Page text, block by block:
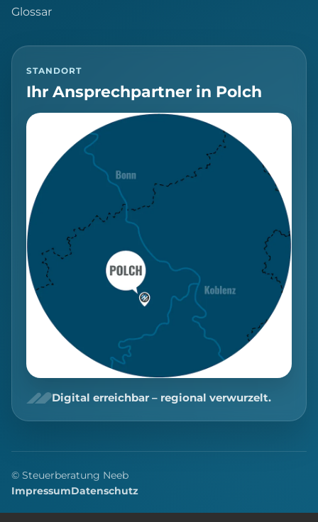
Glossar
STANDORT
Ihr Ansprechpartner in Polch
Digital erreichbar – regional verwurzelt.
© Steuerberatung Neeb
ImpressumDatenschutz